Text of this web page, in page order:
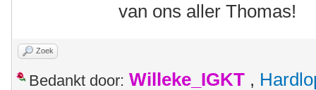
van ons aller Thomas!
Zoek
Bedankt door: Willeke_IGKT ,